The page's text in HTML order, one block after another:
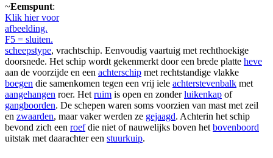
~Eemspunt:
Klik hier voor
afbeelding.
F5 = sluiten.
scheepstype, vrachtschip. Eenvoudig vaartuig met rechthoekige
doorsnede. Het schip wordt gekenmerkt door een brede platte heve
aan de voorzijde en een achterschip met rechtstandige vlakke
boegen die samenkomen tegen een vrij iele achterstevenbalk met
aangehangen roer. Het ruim is open en zonderluikenkap of
gangboorden. De schepen waren soms voorzien van mast met zeil
en zwaarden, maar vaker werden ze gejaagd. Achterin het schip
bevond zich een roefdie niet of nauwelijks boven het bovenboord
uitstak met daarachter een stuurkuip.